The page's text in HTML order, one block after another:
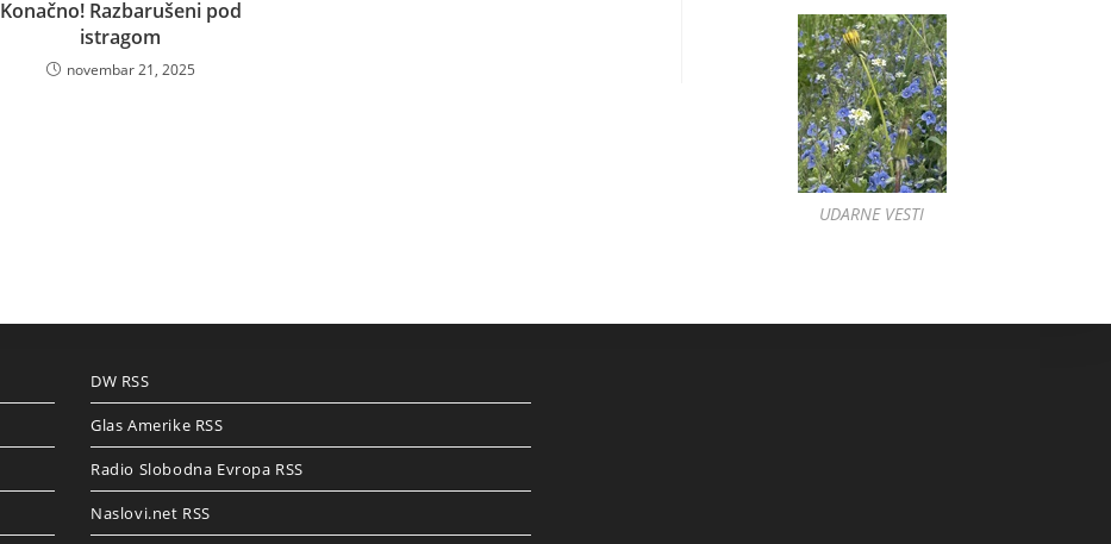
Konačno! Razbarušeni pod
istragom
novembar 21, 2025
UDARNE VESTI
DW RSS
Glas Amerike RSS
Radio Slobodna Evropa RSS
Naslovi.net RSS